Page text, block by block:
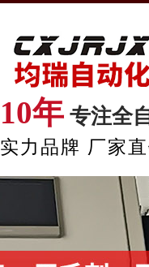
10年 专注全
实力品牌 厂家